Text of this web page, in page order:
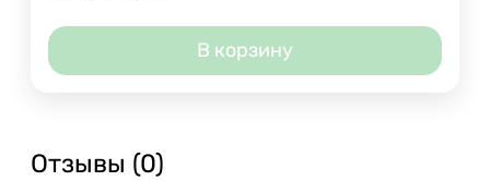
В корзину
Отзывы (0)